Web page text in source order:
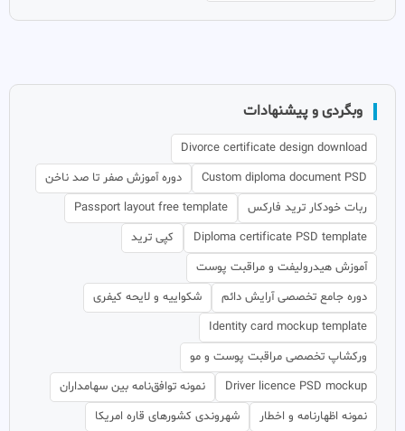
وبگردی و پیشنهادات
Divorce certificate design download
Custom diploma document PSD
دوره آموزش صفر تا صد ناخن
ربات خودکار ترید فارکس
Passport layout free template
Diploma certificate PSD template
کپی ترید
آموزش هیدرولیفت و مراقبت پوست
دوره جامع تخصصی آرایش دائم
شکواییه و لایحه کیفری
Identity card mockup template
ورکشاپ تخصصی مراقبت پوست و مو
Driver licence PSD mockup
نمونه توافق‌نامه بین سهامداران
نمونه اظهارنامه و اخطار
شهروندی کشورهای قاره امریکا